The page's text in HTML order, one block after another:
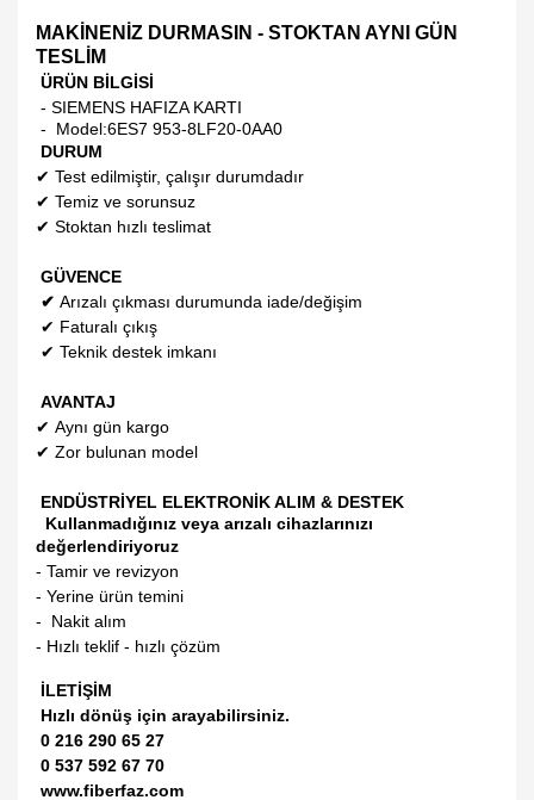
MAKİNENİZ DURMASIN - STOKTAN AYNI GÜN
TESLİM
ÜRÜN BİLGİSİ
- SIEMENS HAFIZA KARTI
- Model:6ES7 953-8LF20-0AA0
DURUM
✔ Test edilmiştir, çalışır durumdadır
✔ Temiz ve sorunsuz
✔ Stoktan hızlı teslimat
GÜVENCE
✔ Arızalı çıkması durumunda iade/değişim
✔ Faturalı çıkış
✔ Teknik destek imkanı
AVANTAJ
✔ Aynı gün kargo
✔ Zor bulunan model
ENDÜSTRİYEL ELEKTRONİK ALIM & DESTEK
Kullanmadığınız veya arızalı cihazlarınızı
değerlendiriyoruz
- Tamir ve revizyon
- Yerine ürün temini
- Nakit alım
- Hızlı teklif - hızlı çözüm
İLETİŞİM
Hızlı dönüş için arayabilirsiniz.
0 216 290 65 27
0 537 592 67 70
www.fiberfaz.com